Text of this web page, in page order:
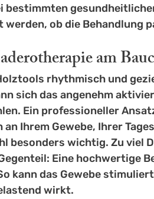
bestimmten
ob die Behandlung
am
rhythmisch und
sich das angenehm
Ein professioneller
Ihrem Gewebe, Ihrer
besonders wichtig. Zu viel
Eine hochwertige
kann das Gewebe
wirkt.